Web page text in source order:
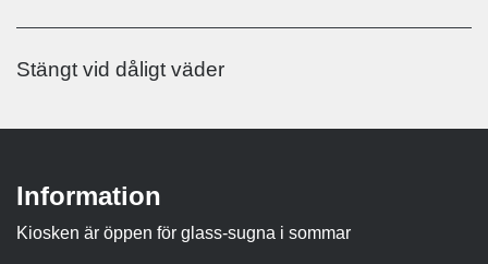
Stängt vid dåligt väder
Information
Kiosken är öppen för glass-sugna i sommar